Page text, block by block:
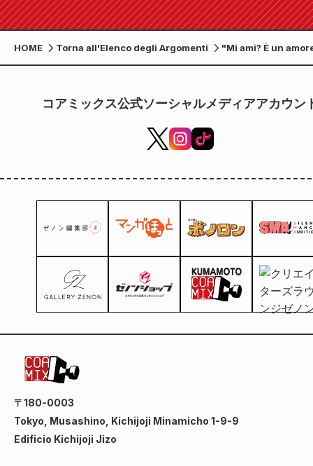
HOME Torna all'Elenco degli Argomenti
"Mi ami? È un
distribuzione dei
コアミックス公式ソーシャルメディアアカウン
〒180-0003
Tokyo, Musashino, Kichijoji Minamicho 1-9-9
Edificio Kichijoji Jizo